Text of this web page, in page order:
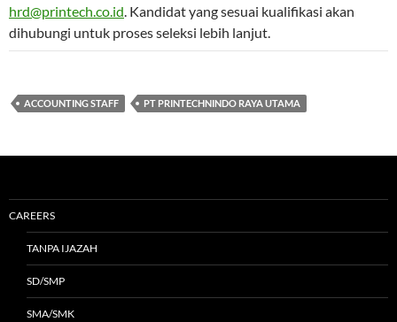
hrd@printech.co.id. Kandidat yang sesuai kualifikasi akan
dihubungi untuk proses seleksi lebih lanjut.
ACCOUNTING STAFF PT PRINTECHNINDO RAYA UTAMA
CAREERS
TANPA IJAZAH
SD/SMP
SMA/SMK